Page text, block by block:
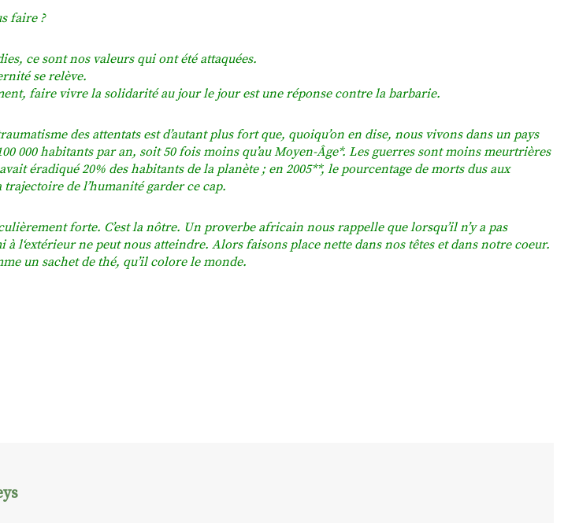
faire ?
ce sont nos valeurs qui ont été attaquées.
se relève.
faire vivre la solidarité au jour le jour est une réponse contre la barbarie.
des attentats est d’autant plus fort que, quoiqu’on en dise, nous vivons dans un pays
000 habitants par an, soit 50 fois moins qu’au Moyen-Âge*. Les guerres sont moins meurtrières
éradiqué 20% des habitants de la planète ; en 2005**, le pourcentage de morts dus aux
de l’humanité garder ce cap.
forte. C’est la nôtre. Un proverbe africain nous rappelle que lorsqu’il n’y a pas
à l‘extérieur ne peut nous atteindre. Alors faisons place nette dans nos têtes et dans notre coeur.
un sachet de thé, qu’il colore le monde.